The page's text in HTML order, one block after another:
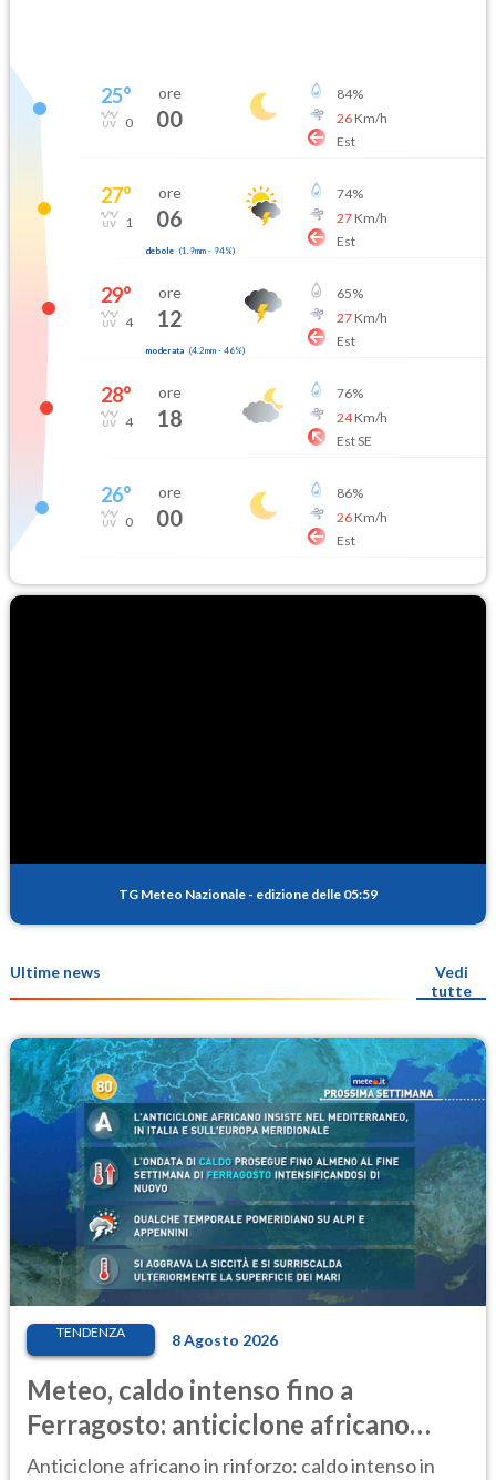
25°
0
ore
00
84%
26Km/h
Est
27°
1
ore
06
debole (1.9mm- 94%)
74%
27Km/h
Est
29°
4
ore
12
moderata (4.2mm- 46%)
65%
27Km/h
Est
28°
4
ore
18
76%
24Km/h
Est SE
26°
0
ore
00
86%
26Km/h
Est
TG Meteo Nazionale - edizione delle 05:59
Ultime news
Vedi
tutte
TENDENZA 8 Agosto 2026
Meteo, caldo intenso fino a
Ferragosto: anticiclone africano
ancora protagonista
Anticiclone africano in rinforzo: caldo intenso in